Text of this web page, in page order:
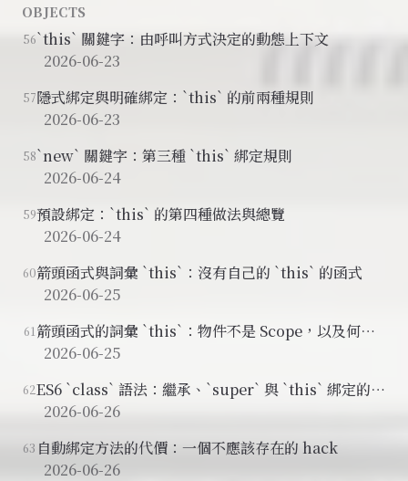
OBJECTS
56`this` 關鍵字：由呼叫方式決定的動態上下文
2026-06-23
57隱式綁定與明確綁定：`this` 的前兩種規則
2026-06-23
58`new` 關鍵字：第三種 `this` 綁定規則
2026-06-24
59預設綁定：`this` 的第四種做法與總覽
2026-06-24
60箭頭函式與詞彙 `this`：沒有自己的 `this` 的函式
2026-06-25
61 箭頭函式的詞彙 `this`：物件不是 Scope，以及何時
該用箭頭函式
2026-06-25
62ES6 `class` 語法：繼承、`super` 與 `this` 綁定的陷
阱
2026-06-26
63 自動綁定方法的代價：一個不應該存在的 hack
2026-06-26